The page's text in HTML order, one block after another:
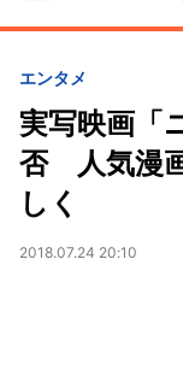
エンタメ
実写映画「
否 人気漫
しく
2018.07.24 20:10